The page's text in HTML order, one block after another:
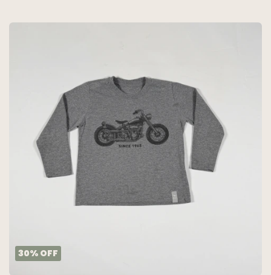
30% OFF